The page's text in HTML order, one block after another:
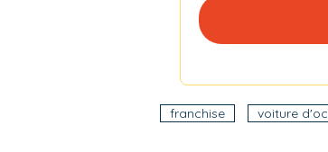
franchise voiture